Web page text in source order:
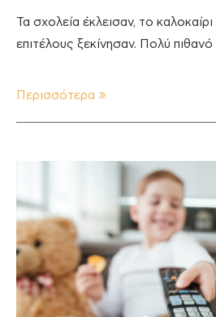
Τα σχολεία έκλεισαν, το καλοκαίρι
επιτέλους ξεκίνησαν. Πολύ
Περισσότερα